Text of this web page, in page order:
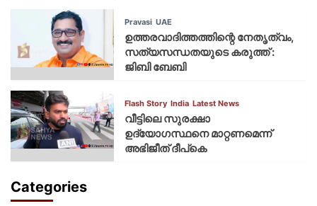
Pravasi UAE
ഉത്തരവാദിത്തത്തിന്റെ നേതൃത്വം,
സത്യസന്ധതയുടെ കരുത്ത് :
ജിബി ബേബി
Flash Story India Latest News
വീട്ടിലെ സുരക്ഷാ
ഉദ്യോഗസ്ഥനെ മാറ്റണമെന്ന്
അഭിജീത് ദീപ്‌കെ
Categories